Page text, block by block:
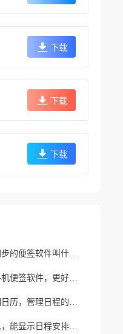
下载
下载
下载
支持多平台数据同步的便签软件叫什么？多端同步便签app
记录功能丰富的手机便签软件，更好用的手机便签
电脑桌面上的透明日历，管理日程的优秀工具
电脑桌面日程工具，能显示日程安排的提醒软件